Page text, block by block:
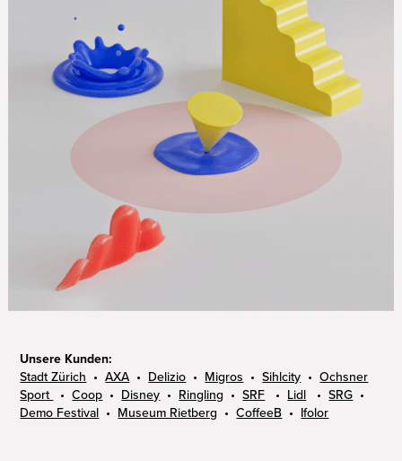
Unsere Kunden:
Stadt Zürich •AXA • Delizio • Migros •Sihlcity •Ochsner
Sport
•Coop • Disney • Ringling •SRF • Lidl •SRG •
Demo Festival • Museum Rietberg •CoffeeB • Ifolor